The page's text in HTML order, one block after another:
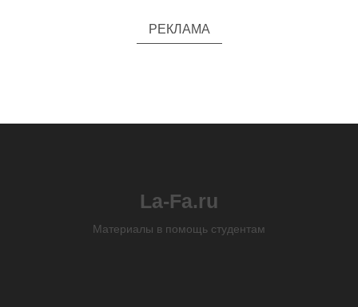
РЕКЛАМА
La-Fa.ru
Материалы в помощь студентам